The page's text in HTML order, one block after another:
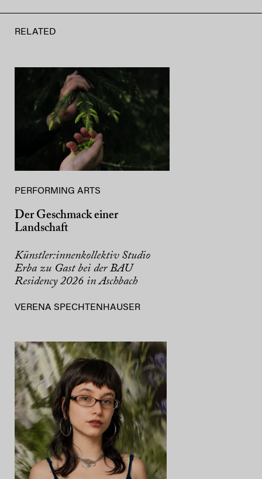
RELATED
PERFORMING ARTS
Der Geschmack einer
Landschaft
Künstler:innenkollektiv Studio
Erba zu Gast bei der BAU
Residency 2026 in Aschbach
VERENA SPECHTENHAUSER